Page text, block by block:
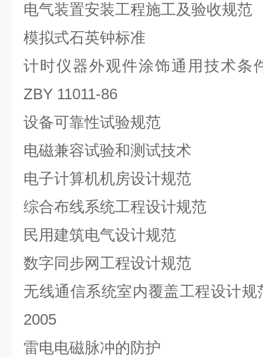
电气装置安装工程施工及验收规范
模拟式石英钟标准
计时仪器外观件涂饰通用技术条
ZBY 11011-86
设备可靠性试验规范
电磁兼容试验和测试技术
电子计算机机房设计规范
综合布线系统工程设计规范
民用建筑电气设计规范
数字同步网工程设计规范
无线通信系统室内覆盖工程设计规
2005
雷电电磁脉冲的防护